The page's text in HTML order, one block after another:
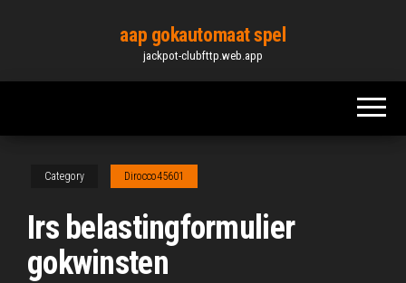
content
aap gokautomaat spel
jackpot-clubfttp.web.app
Category Dirocco45601
Irs belastingformulier
gokwinsten